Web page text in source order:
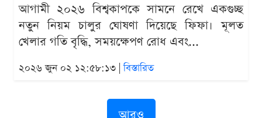
আগামী ২০২৬ বিশ্বকাপকে সামনে রেখে একগুচ্ছ
নতুন নিয়ম চালুর ঘোষণা দিয়েছে ফিফা। মূলত
খেলার গতি বৃদ্ধি, সময়ক্ষেপণ রোধ এবং...
২০২৬ জুন ০২ ১২:৫৮:১৩ |বিস্তারিত